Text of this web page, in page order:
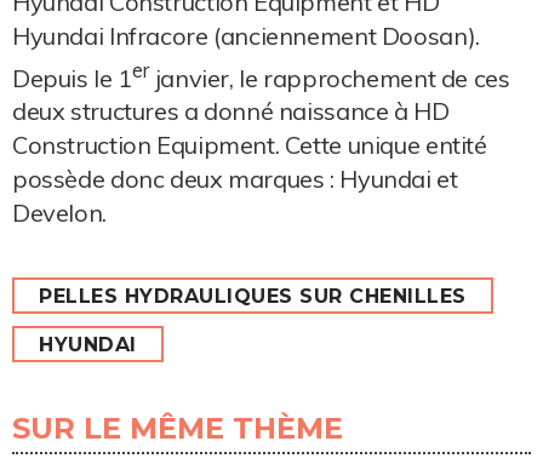
Hyundai Infracore (anciennement Doosan).
Depuis le 1erjanvier, le rapprochement de ces
deux structures a donné naissance à HD
Construction Equipment. Cette unique entité
possède donc deux marques : Hyundai et
Develon.
PELLES HYDRAULIQUES SUR CHENILLES
HYUNDAI
SUR LE MÊME THÈME